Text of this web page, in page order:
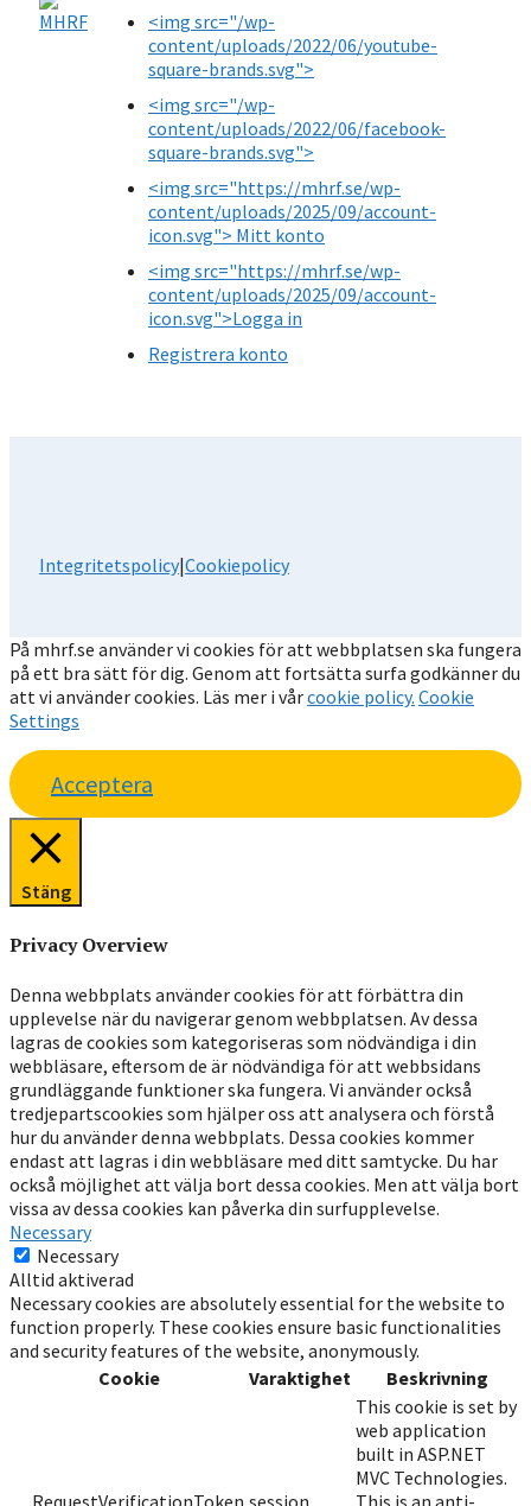
<img src="/wp-
content/uploads/2022/06/youtube-
square-brands.svg">
<img src="/wp-
content/uploads/2022/06/facebook-
square-brands.svg">
<img src="https://mhrf.se/wp-
content/uploads/2025/09/account-
icon.svg"> Mitt konto
<img src="https://mhrf.se/wp-
content/uploads/2025/09/account-
icon.svg">Logga in
Registrera konto
Integritetspolicy|Cookiepolicy
På mhrf.se använder vi cookies för att webbplatsen ska fungera
på ett bra sätt för dig. Genom att fortsätta surfa godkänner du
att vi använder cookies. Läs mer i vårcookie policy. Cookie
Settings
Acceptera
Stäng
Privacy Overview
Denna webbplats använder cookies för att förbättra din
upplevelse när du navigerar genom webbplatsen. Av dessa
lagras de cookies som kategoriseras som nödvändiga i din
webbläsare, eftersom de är nödvändiga för att webbsidans
grundläggande funktioner ska fungera. Vi använder också
tredjepartscookies som hjälper oss att analysera och förstå
hur du använder denna webbplats. Dessa cookies kommer
endast att lagras i din webbläsare med ditt samtycke. Du har
också möjlighet att välja bort dessa cookies. Men att välja bort
vissa av dessa cookies kan påverka din surfupplevelse.
Necessary
Necessary
Alltid aktiverad
Necessary cookies are absolutely essential for the website to
function properly. These cookies ensure basic functionalities
and security features of the website, anonymously.
Cookie
Varaktighet Beskrivning
This cookie is set by
web application
built in ASP.NET
MVC Technologies.